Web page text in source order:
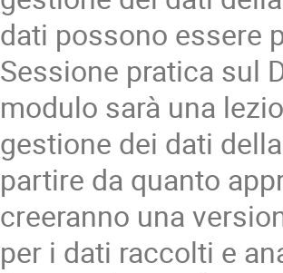
dati possono essere
Sessione pratica sul
modulo sarà una
gestione dei dati
partire da quanto
creeranno una
per i dati raccolti e